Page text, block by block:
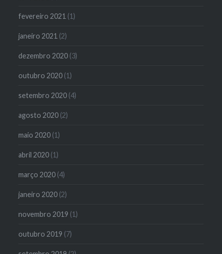
fevereiro 2021 (1)
janeiro 2021 (2)
dezembro 2020 (3)
outubro 2020 (1)
setembro 2020 (4)
agosto 2020 (2)
maio 2020 (1)
abril 2020 (1)
março 2020 (4)
janeiro 2020 (2)
novembro 2019 (1)
outubro 2019 (7)